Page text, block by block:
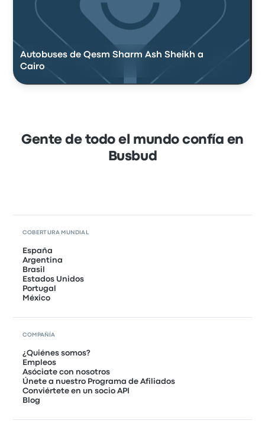
Autobuses de Qesm Sharm Ash Sheikh a
Cairo
Gente de todo el mundo confía en
Busbud
COBERTURA MUNDIAL
España
Argentina
Brasil
Estados Unidos
Portugal
México
COMPAÑÍA
¿Quiénes somos?
Empleos
Asóciate con nosotros
Únete a nuestro Programa de Afiliados
Conviértete en un socio API
Blog